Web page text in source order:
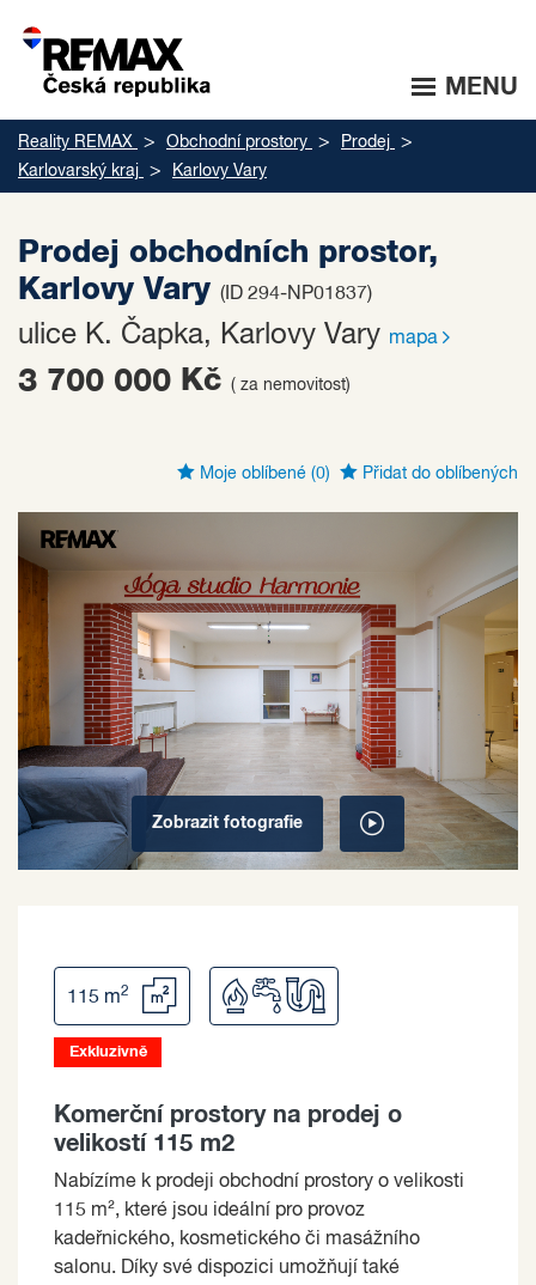
MENU
Reality REMAX Obchodní prostory
Prodej
Karlovarský kraj
Karlovy Vary
Prodej obchodních prostor,
Karlovy Vary (ID 294-NP01837)
ulice K. Čapka, Karlovy Vary mapa
3 700 000 Kč ( za nemovitost)
Moje oblíbené (0) Přidat do oblíbených
Zobrazit fotografie
115 m2
Exkluzivně
Komerční prostory na prodej o
velikostí 115 m2
Nabízíme k prodeji obchodní prostory o velikosti
115 m², které jsou ideální pro provoz
kadeřnického, kosmetického či masážního
salonu. Díky své dispozici umožňují také